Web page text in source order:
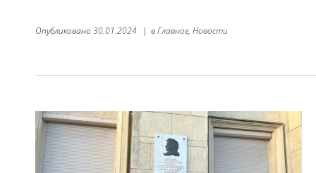
Опубликовано 30.01.2024 | вГлавное, Новости